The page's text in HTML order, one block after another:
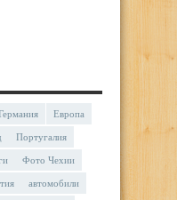
Европа
Португалия
Фото Чехии
автомобили